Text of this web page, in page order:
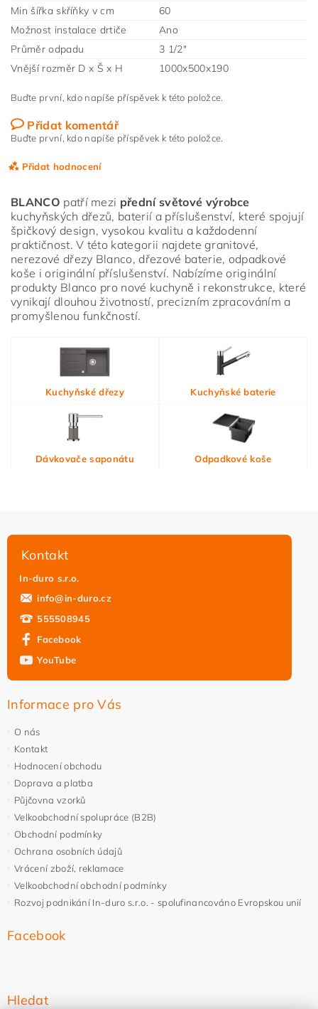
Min šířka skříňky v cm
60
Možnost instalace drtiče
Ano
Průměr odpadu
3 1/2"
Vnější rozměr D x Š x H
1000x500x190
Buďte první, kdo napíše příspěvek k této položce.
Přidat komentář
Buďte první, kdo napíše příspěvek k této položce.
Přidat hodnocení
Vložením hodnocení souhlasíte s
podmínkami ochrany
osobních údajů
BLANCO patří mezi přední světové výrobce
kuchyňských dřezů, baterií a příslušenství, které spojují
špičkový design, vysokou kvalitu a každodenní
praktičnost. V této kategorii najdete granitové,
nerezové dřezy Blanco, dřezové baterie, odpadkové
koše i originální příslušenství. Nabízíme originální
produkty Blanco pro nové kuchyně i rekonstrukce, které
vynikají dlouhou životností, precizním zpracováním a
promyšlenou funkčností.
Kuchyňské dřezy Kuchyňské baterie
Dávkovače saponátu Odpadkové koše
Kontakt
In-duro s.r.o.
info@in-duro.cz
555508945
Facebook
YouTube
Informace pro Vás
O nás
Kontakt
Hodnocení obchodu
Doprava a platba
Půjčovna vzorků
Velkoobchodní spolupráce (B2B)
Obchodní podmínky
Ochrana osobních údajů
Vrácení zboží, reklamace
Velkoobchodní obchodní podmínky
Rozvoj podnikání In-duro s.r.o. - spolufinancováno Evropskou unií
Facebook
Hledat